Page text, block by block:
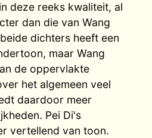
deze reeks kwaliteit, al
dan die van Wang
dichters heeft een
maar Wang
de oppervlakte
het algemeen veel
daardoor meer
Pei Di's
vertellend van toon.